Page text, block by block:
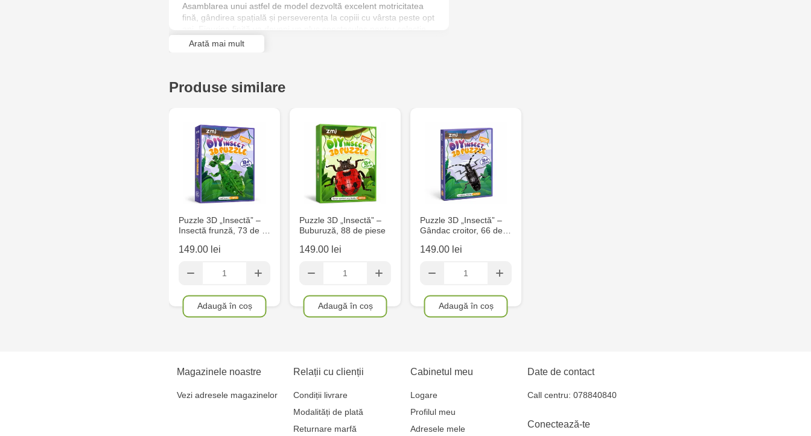
Multistore Telecentru - str. N.
Testemițanu
Multistore Soroca - bd. Ștefan cel
Jucărenia Bălți- EviMall, et2
Asamblarea unui astfel de model dezvoltă excelent motricitatea
fină, gândirea spațială și perseverența la copiii cu vârsta peste opt
sau un decor neobișnuit pentru interior, familiarizând în mod vizual
Arată mai mult
Produse similare
Puzzle 3D „Insectă” –
Insectă frunză, 73 de …
149.00 lei
Adaugă în coș
Puzzle 3D „Insectă” –
Buburuză, 88 de piese
149.00 lei
Adaugă în coș
Puzzle 3D „Insectă” –
Gândac croitor, 66 de…
149.00 lei
Adaugă în coș
Magazinele noastre
Vezi adresele magazinelor
Relații cu clienții
Condiții livrare
Modalități de plată
Returnare marfă
Cabinetul meu
Logare
Profilul meu
Adresele mele
Date de contact
Call centru: 078840840
Conectează-te